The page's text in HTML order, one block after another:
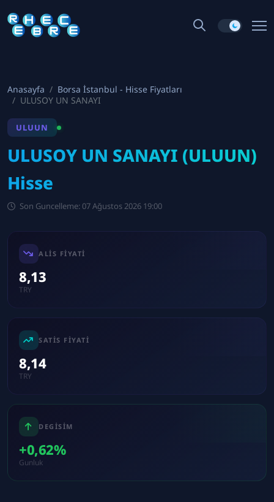
Anasayfa
Borsa İstanbul - Hisse Fiyatları
ULUSOY UN SANAYI
ULUUN
ULUSOY UN SANAYI (ULUUN)
Hisse
Son Guncelleme: 07 Ağustos 2026 19:00
ALIS FIYATI
8,13
TRY
SATIS FIYATI
8,14
TRY
DEGISIM
+0,62%
Gunluk